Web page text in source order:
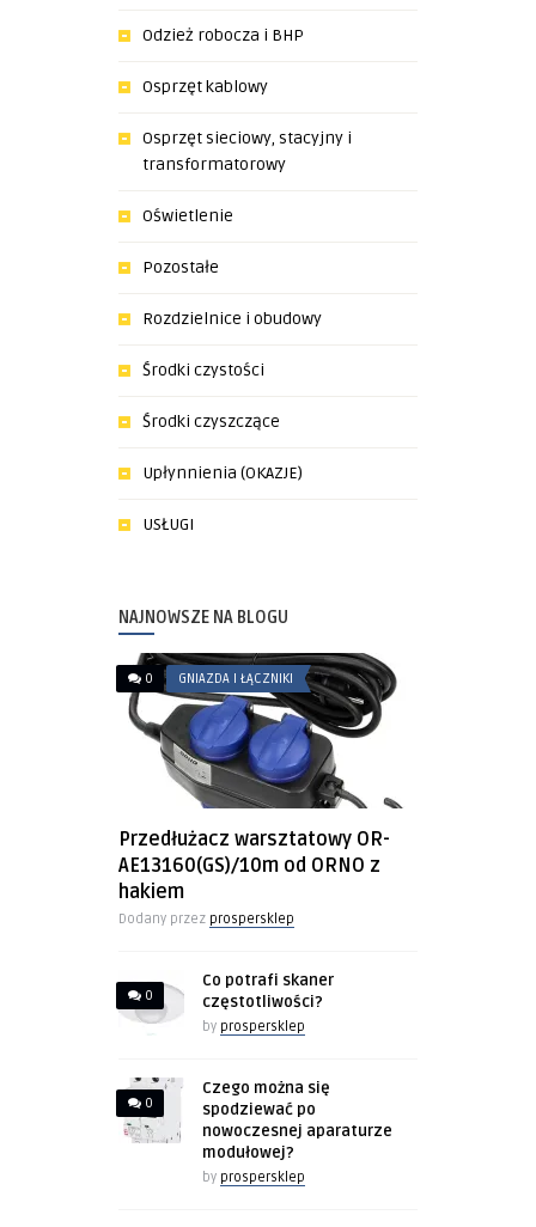
Odzież robocza i BHP
Osprzęt kablowy
Osprzęt sieciowy, stacyjny i
transformatorowy
Oświetlenie
Pozostałe
Rozdzielnice i obudowy
Środki czystości
Środki czyszczące
Upłynnienia (OKAZJE)
USŁUGI
NAJNOWSZE NA BLOGU
0 GNIAZDA I ŁĄCZNIKI
Przedłużacz warsztatowy OR-
AE13160(GS)/10m od ORNO z
hakiem
Dodany przez prospersklep
0
Co potrafi skaner
częstotliwości?
by prospersklep
0
Czego można się
spodziewać po
nowoczesnej aparaturze
modułowej?
by prospersklep